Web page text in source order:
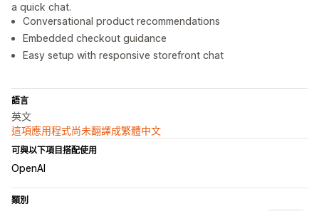
a quick chat.
Conversational product recommendations
Embedded checkout guidance
Easy setup with responsive storefront chat
語言
英文
這項應用程式尚未翻譯成繁體中文
可與以下項目搭配使用
OpenAI
類別